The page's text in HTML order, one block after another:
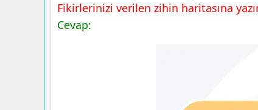
Fikirlerinizi verilen zihin haritasına
Cevap: